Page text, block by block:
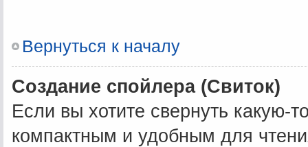
Вернуться к началу
Создание спойлера (Свиток)
Если вы хотите свернуть какую-
компактным и удобным для